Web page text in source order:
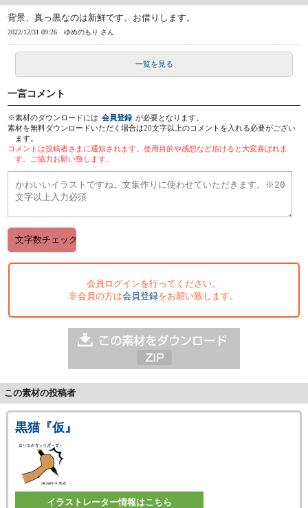
背景、真っ黒なのは新鮮です。お借りします。
2022/12/31 09:26 ゆめのもり さん
一覧を見る
一言コメント
※素材のダウンロードには 会員登録 が必要となります。
素材を無料ダウンロードいただく場合は20文字以上のコメントを入れる必要がござい
ます。
コメントは投稿者さまに通知されます。使用目的や感想など頂けると大変喜ばれま
す。ご協力お願い致します。
会員ログインを行ってください。
非会員の方は会員登録をお願い致します。
この素材の投稿者
黒猫『仮』
イラストレーター情報はこちら